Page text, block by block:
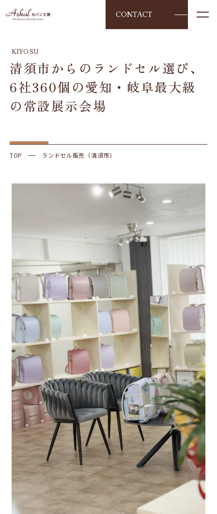
CONTACT
KIYOSU
清須市からのランドセル選び、
6社360個の愛知・岐阜最大級
の常設展示会場
TOP ランドセル販売（清須市）